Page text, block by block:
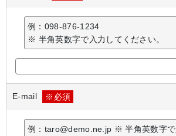
例：098-876-1234
※ 半角英数字で入力してください。
E-mail ※必須
例：taro@demo.ne.jp ※ 半角英数字で